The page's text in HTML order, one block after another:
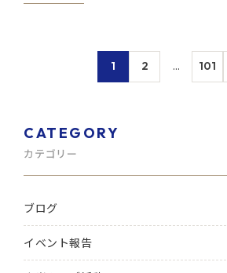
1 2 … 101
CATEGORY
カテゴリー
ブログ
イベント報告